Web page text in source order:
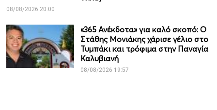
08/08/2026 20:00
«365 Ανέκδοτα» για καλό σκοπό: Ο
Στάθης Μονιάκης χάρισε γέλιο στο
Τυμπάκι και τρόφιμα στην Παναγία
Καλυβιανή
08/08/2026 19:57